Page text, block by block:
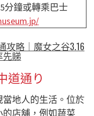
分鐘或轉乘巴士
攻略｜魔女之谷3.16
先睇
道通り
地人的生活。位於
店舖，例如蔬菜